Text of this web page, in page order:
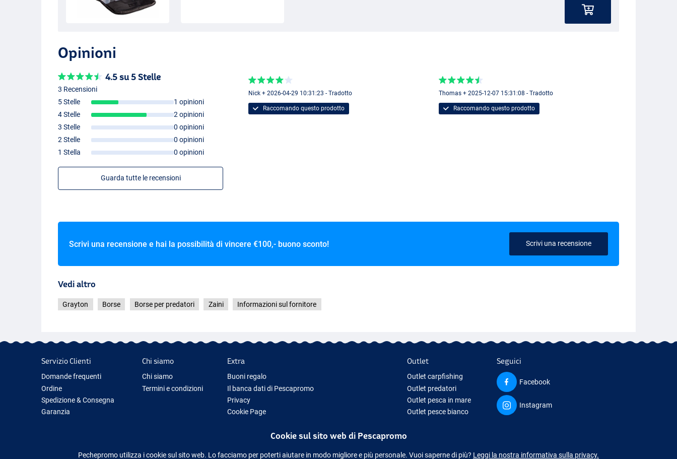
Opinioni
4.5 su 5 Stelle
3 Recensioni
5 Stelle
1 opinioni
4 Stelle
2 opinioni
3 Stelle
0 opinioni
2 Stelle
0 opinioni
1 Stella
0 opinioni
Guarda tutte le recensioni
Nick + 2026-04-29 10:31:23 - Tradotto
Raccomando questo prodotto
Thomas + 2025-12-07 15:31:08 - Tradotto
Raccomando questo prodotto
Scrivi una recensione e hai la possibilità di vincere €100,- buono sconto! Scrivi una recensione
Vedi altro
Grayton Borse Borse per predatori Zaini Informazioni sul fornitore
Servizio Clienti
Domande frequenti
Ordine
Spedizione & Consegna
Garanzia
Chi siamo
Chi siamo
Termini e condizioni
Extra
Buoni regalo
Il banca dati di Pescapromo
Privacy
Cookie Page
Nuova Attrezzatura da Pesca
Outlet
Outlet carpfishing
Outlet predatori
Outlet pesca in mare
Outlet pesce bianco
Seguici
Facebook
Instagram
Cookie sul sito web di Pescapromo
Pechepromo utilizza i cookie sul sito web. Lo facciamo per poterti aiutare in modo migliore e più personale. Vuoi saperne di più? Leggi la nostra informativa sulla privacy.